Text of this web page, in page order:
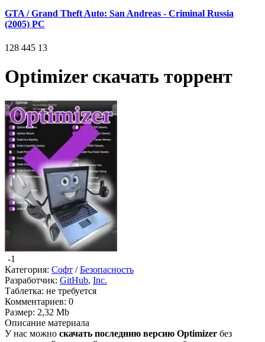
GTA / Grand Theft Auto: San Andreas - Criminal Russia
(2005) PC
128 445 13
Optimizer скачать торрент
-1
Категория: Софт /Безопасность
Разработчик: GitHub, Inc.
Таблетка: не требуется
Комментариев: 0
Размер: 2,32 Mb
Описание материала
У нас можно скачать последнию версию Optimizer без